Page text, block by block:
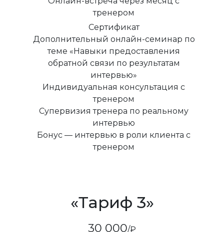
тренером
Сертификат
Дополнительный онлайн-семинар по
теме «Навыки предоставления
обратной связи по результатам
интервью»
Индивидуальная консультация с
тренером
Супервизия тренера по реальному
интервью
Бонус — интервью в роли клиента с
тренером
«Тариф 3»
30 000/₽